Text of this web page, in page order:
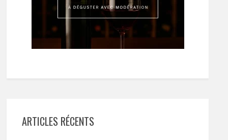
ARTICLES RÉCENTS